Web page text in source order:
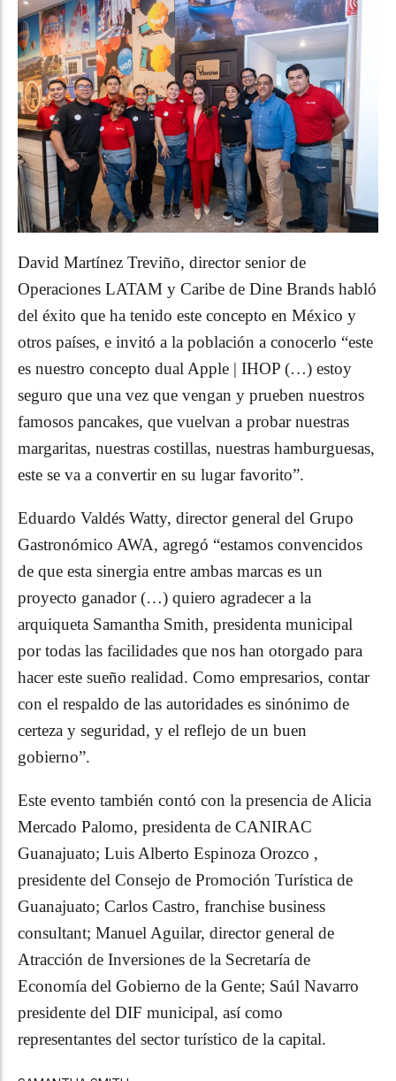
David Martínez Treviño, director senior de
Operaciones LATAM y Caribe de Dine Brands habló
del éxito que ha tenido este concepto en México y
otros países, e invitó a la población a conocerlo “este
es nuestro concepto dual Apple | IHOP (…) estoy
seguro que una vez que vengan y prueben nuestros
famosos pancakes, que vuelvan a probar nuestras
margaritas, nuestras costillas, nuestras hamburguesas,
este se va a convertir en su lugar favorito”.
Eduardo Valdés Watty, director general del Grupo
Gastronómico AWA, agregó “estamos convencidos
de que esta sinergia entre ambas marcas es un
proyecto ganador (…) quiero agradecer a la
arquiqueta Samantha Smith, presidenta municipal
por todas las facilidades que nos han otorgado para
hacer este sueño realidad. Como empresarios, contar
con el respaldo de las autoridades es sinónimo de
certeza y seguridad, y el reflejo de un buen
gobierno”.
Este evento también contó con la presencia de Alicia
Mercado Palomo, presidenta de CANIRAC
Guanajuato; Luis Alberto Espinoza Orozco ,
presidente del Consejo de Promoción Turística de
Guanajuato; Carlos Castro, franchise business
consultant; Manuel Aguilar, director general de
Atracción de Inversiones de la Secretaría de
Economía del Gobierno de la Gente; Saúl Navarro
presidente del DIF municipal, así como
representantes del sector turístico de la capital.